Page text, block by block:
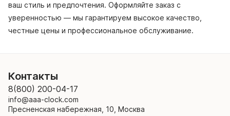
ваш стиль и предпочтения. Оформляйте заказ с
уверенностью — мы гарантируем высокое качество,
честные цены и профессиональное обслуживание.
Контакты
8(800) 200-04-17
info@aaa-clock.com
Пресненская набережная, 10, Москва